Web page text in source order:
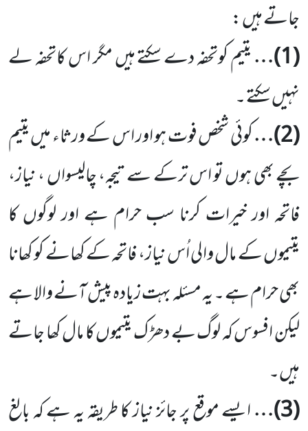
جاتے ہیں :
(
1
)…یتیم کوتحفہ دے سکتے ہیں مگر اس کاتحفہ لے
نہیں سکتے ۔
(
2
)…کوئی شخص فوت ہو اور اس کے ورثاء میں یتیم
بچے بھی ہوں تو اس ترکے سے تیجہ، چالیسواں ، نیاز،
فاتحہ اور خیرات کرنا سب حرام ہے اور لوگوں کا
یتیموں کے مال والی اُس نیاز، فاتحہ کے کھانے کو کھانا
بھی حرام ہے ۔ یہ مسئلہ بہت زیادہ پیش آنے والا ہے
لیکن افسوس کہ لوگ بے دھڑک یتیموں کا مال کھا جاتے
ہیں۔
(
3
)…ایسے موقع پر جائز نیاز کا طریقہ یہ ہے کہ بالغ